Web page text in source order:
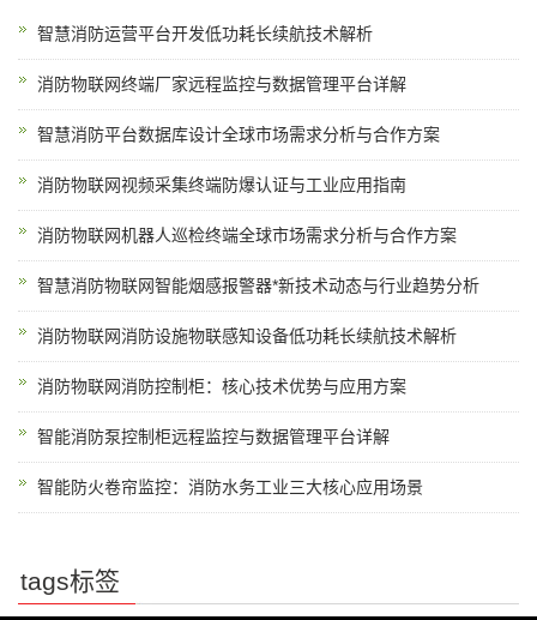
智慧消防运营平台开发低功耗长续航技术解析
消防物联网终端厂家远程监控与数据管理平台详解
智慧消防平台数据库设计全球市场需求分析与合作方案
消防物联网视频采集终端防爆认证与工业应用指南
消防物联网机器人巡检终端全球市场需求分析与合作方案
智慧消防物联网智能烟感报警器*新技术动态与行业趋势分析
消防物联网消防设施物联感知设备低功耗长续航技术解析
消防物联网消防控制柜：核心技术优势与应用方案
智能消防泵控制柜远程监控与数据管理平台详解
智能防火卷帘监控：消防水务工业三大核心应用场景
tags标签